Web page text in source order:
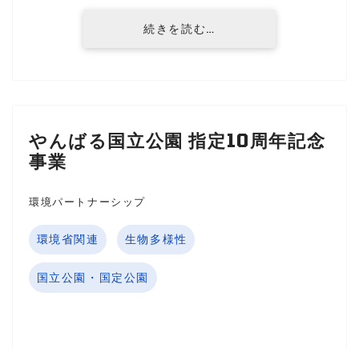
続きを読む…
やんばる国立公園 指定10周年記念
事業
環境パートナーシップ
環境省関連 生物多様性
国立公園・国定公園